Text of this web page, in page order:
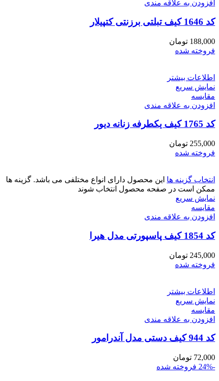
افزودن به علاقه مندی
کد 1646 کیف تبلتی برزنتی کتپیلار
188,000 تومان
فروخته شده
اطلاعات بیشتر
نمایش سریع
مقايسه
افزودن به علاقه مندی
کد 1765 کیف یکطرفه زنانه دیور
255,000 تومان
فروخته شده
انتخاب گزینه ها این محصول دارای انواع مختلفی می باشد. گزینه ها
ممکن است در صفحه محصول انتخاب شوند
نمایش سریع
مقايسه
افزودن به علاقه مندی
کد 1854 کیف پاسپورتی مدل هیرا
245,000 تومان
فروخته شده
اطلاعات بیشتر
نمایش سریع
مقايسه
افزودن به علاقه مندی
کد 944 کیف دستی مدل آندرامور
72,000 تومان
-24%
فروخته شده